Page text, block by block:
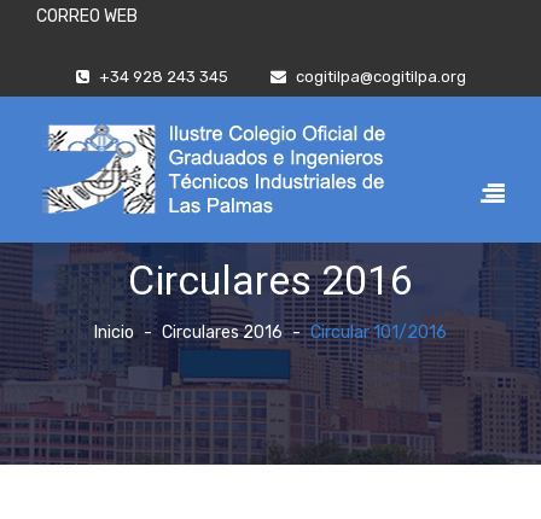
CORREO WEB
+34 928 243 345 cogitilpa@cogitilpa.org
Circulares 2016
Inicio Circulares 2016 Circular 101/2016